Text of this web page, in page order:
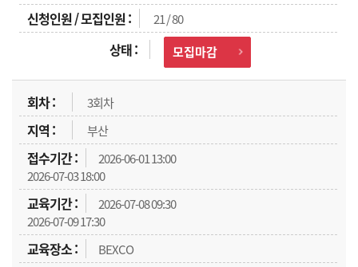
21 / 80
모집마감
3회차
부산
2026-06-01 13:00
2026-07-03 18:00
2026-07-08 09:30
2026-07-09 17:30
BEXCO